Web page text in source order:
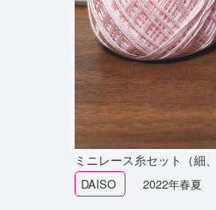
ミニレース糸セット（細
DAISO 2022年春夏